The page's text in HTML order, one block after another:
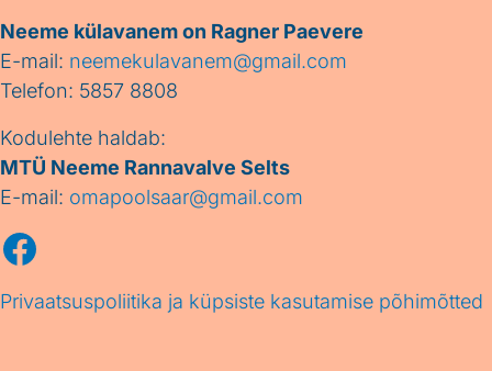
Neeme külavanem on Ragner Paevere
E-mail: neemekulavanem@gmail.com
Telefon: 5857 8808
Kodulehte haldab:
MTÜ Neeme Rannavalve Selts
E-mail: omapoolsaar@gmail.com
Facebook
Privaatsuspoliitika ja küpsiste kasutamise põhimõtted